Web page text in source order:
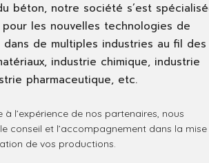
béton, notre société s’est
les nouvelles technologies de
de multiples industries au fil des
industrie chimique, industrie
pharmaceutique, etc.
l’expérience de nos partenaires, nous
conseil et l’accompagnement dans la mise
de vos productions.